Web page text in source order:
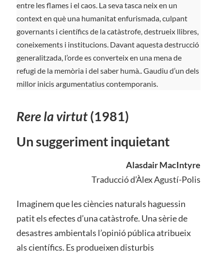
entre les flames i el caos. La seva tasca neix en un
context en què una humanitat enfurismada, culpant
governants i científics de la catàstrofe, destrueix llibres,
coneixements i institucions. Davant aquesta destrucció
generalitzada, l’orde es converteix en una mena de
refugi de la memòria i del saber humà.. Gaudiu d’un dels
millor inicis argumentatius contemporanis.
Rere la virtut(1981)
Un suggeriment inquietant
Alasdair MacIntyre
Traducció d’Àlex Agustí-Polis
Imaginem que les ciències naturals haguessin
patit els efectes d’una catàstrofe. Una sèrie de
desastres ambientals l’opinió pública atribueix
als científics. Es produeixen disturbis